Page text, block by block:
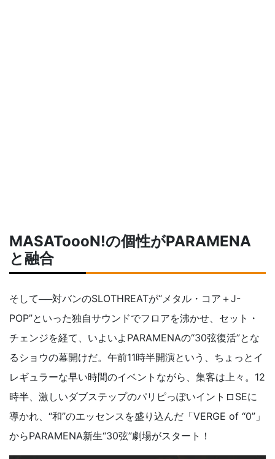
MASAToooN!の個性がPARAMENA
と融合
そして──対バンのSLOTHREATが“メタル・コア＋J-
POP”といった独自サウンドでフロアを沸かせ、セット・
チェンジを経て、いよいよPARAMENAの“30弦復活”とな
るショウの幕開けだ。午前11時半開演という、ちょっとイ
レギュラーな早い時間のイベントながら、集客は上々。12
時半、激しいダブステップのパリピっぽいイントロSEに
導かれ、“和”のエッセンスを盛り込んだ「VERGE of “0”」
からPARAMENA新生“30弦”劇場がスタート！